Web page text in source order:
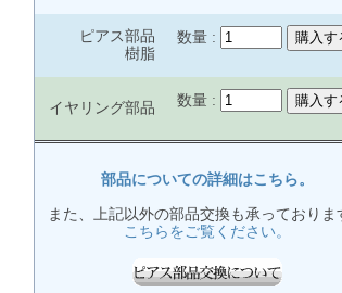
ピアス部品
樹脂
数量 :
イヤリング部品 数量 :
部品についての詳細はこちら。
また、上記以外の部品交換も承っておりま
こちらをご覧ください。